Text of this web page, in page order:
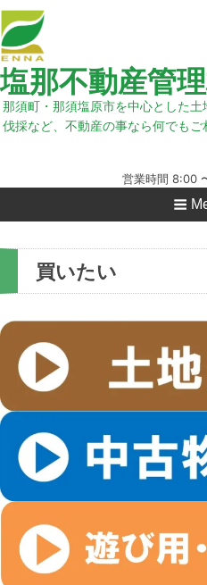
塩那不動産管
那須町・那須塩原市を中心とした
伐採など、不動産の事なら何でもご
営業時間 8:00
買いたい